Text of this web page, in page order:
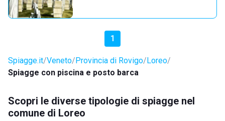
1
Spiagge.it Veneto Provincia di Rovigo Loreo
Spiagge con piscina e posto barca
Scopri le diverse tipologie di spiagge nel
comune di Loreo